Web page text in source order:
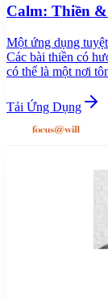
Calm: Thiền
Một ứng dụng
Các bài thiền có
có thể là một nơi
Tải Ứng Dụng